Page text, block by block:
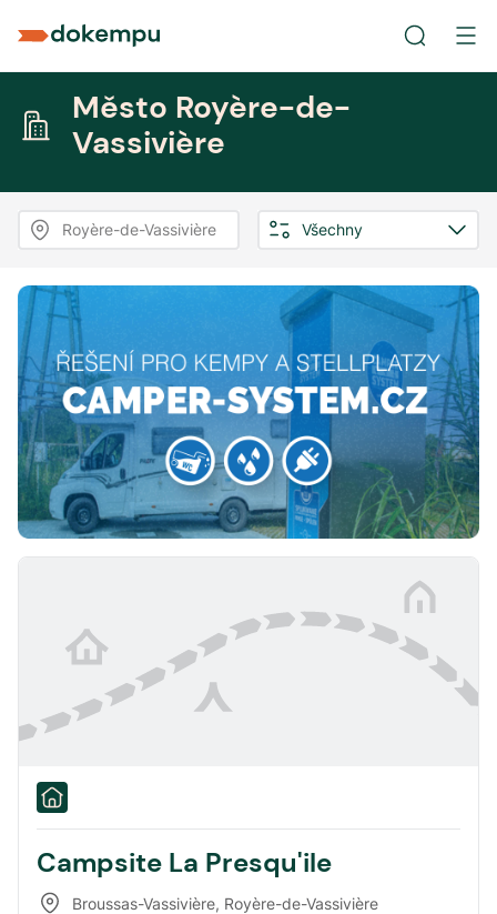
Město Royère-de-
Vassivière
Royère-de-Vassivière Všechny
Campsite La Presqu'ile
Broussas-Vassivière, Royère-de-Vassivière